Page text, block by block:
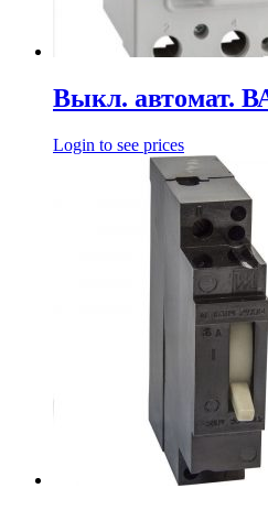
Выкл. автомат.
Login to see prices